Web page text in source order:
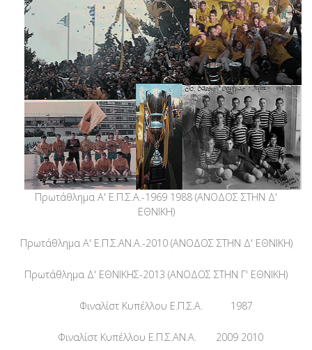
Πρωτάθλημα Α' Ε.Π.Σ.Α.-1969 1988 (ΑΝΟΔΟΣ ΣΤΗΝ Δ'
ΕΘΝΙΚΗ)
Πρωτάθλημα Α' Ε.Π.Σ.ΑΝ.Α.-2010 (ΑΝΟΔΟΣ ΣΤΗΝ Δ' ΕΘΝΙΚΗ)
Πρωτάθλημα Δ' ΕΘΝΙΚΗΣ-2013 (ΑΝΟΔΟΣ ΣΤΗΝ Γ' ΕΘΝΙΚΗ)
Φιναλίστ Κυπέλλου Ε.Π.Σ.Α.1987
Φιναλίστ Κυπέλλου Ε.Π.Σ.ΑΝ.Α.2009 2010